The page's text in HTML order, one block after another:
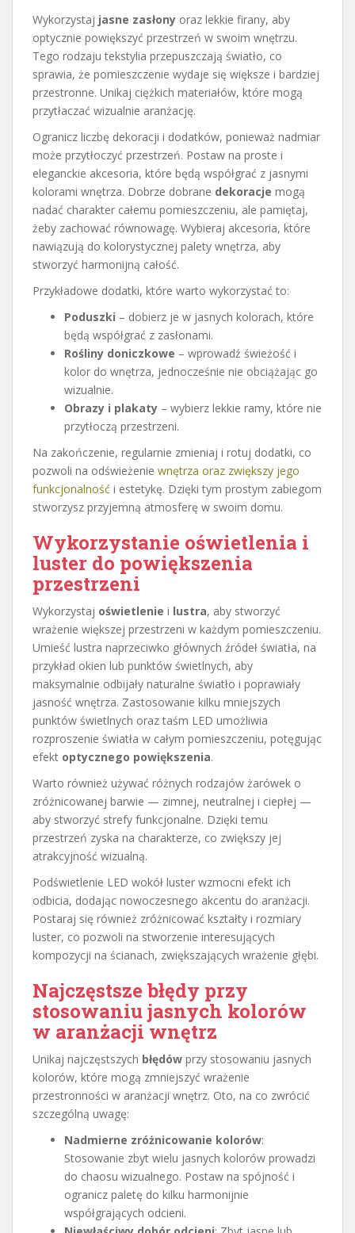
Wykorzystaj jasne zasłony oraz lekkie firany, aby
optycznie powiększyć przestrzeń w swoim wnętrzu.
Tego rodzaju tekstylia przepuszczają światło, co
sprawia, że pomieszczenie wydaje się większe i bardziej
przestronne. Unikaj ciężkich materiałów, które mogą
przytłaczać wizualnie aranżację.
Ogranicz liczbę dekoracji i dodatków, ponieważ nadmiar
może przytłoczyć przestrzeń. Postaw na proste i
eleganckie akcesoria, które będą współgrać z jasnymi
kolorami wnętrza. Dobrze dobrane dekoracje mogą
nadać charakter całemu pomieszczeniu, ale pamiętaj,
żeby zachować równowagę. Wybieraj akcesoria, które
nawiązują do kolorystycznej palety wnętrza, aby
stworzyć harmonijną całość.
Przykładowe dodatki, które warto wykorzystać to:
Poduszki – dobierz je w jasnych kolorach, które
będą współgrać z zasłonami.
Rośliny doniczkowe – wprowadź świeżość i
kolor do wnętrza, jednocześnie nie obciążając go
wizualnie.
Obrazy i plakaty – wybierz lekkie ramy, które nie
przytłoczą przestrzeni.
Na zakończenie, regularnie zmieniaj i rotuj dodatki, co
pozwoli na odświeżenie wnętrza oraz zwiększy jego
funkcjonalność i estetykę. Dzięki tym prostym zabiegom
stworzysz przyjemną atmosferę w swoim domu.
Wykorzystanie oświetlenia i
luster do powiększenia
przestrzeni
Wykorzystaj oświetlenie i lustra, aby stworzyć
wrażenie większej przestrzeni w każdym pomieszczeniu.
Umieść lustra naprzeciwko głównych źródeł światła, na
przykład okien lub punktów świetlnych, aby
maksymalnie odbijały naturalne światło i poprawiały
jasność wnętrza. Zastosowanie kilku mniejszych
punktów świetlnych oraz taśm LED umożliwia
rozproszenie światła w całym pomieszczeniu, potęgując
efekt optycznego powiększenia.
Warto również używać różnych rodzajów żarówek o
zróżnicowanej barwie — zimnej, neutralnej i ciepłej —
aby stworzyć strefy funkcjonalne. Dzięki temu
przestrzeń zyska na charakterze, co zwiększy jej
atrakcyjność wizualną.
Podświetlenie LED wokół luster wzmocni efekt ich
odbicia, dodając nowoczesnego akcentu do aranżacji.
Postaraj się również zróżnicować kształty i rozmiary
luster, co pozwoli na stworzenie interesujących
kompozycji na ścianach, zwiększających wrażenie głębi.
Najczęstsze błędy przy
stosowaniu jasnych kolorów
w aranżacji wnętrz
Unikaj najczęstszych błędów przy stosowaniu jasnych
kolorów, które mogą zmniejszyć wrażenie
przestronności w aranżacji wnętrz. Oto, na co zwrócić
szczególną uwagę:
Nadmierne zróżnicowanie kolorów:
Stosowanie zbyt wielu jasnych kolorów prowadzi
do chaosu wizualnego. Postaw na spójność i
ogranicz paletę do kilku harmonijnie
współgrających odcieni.